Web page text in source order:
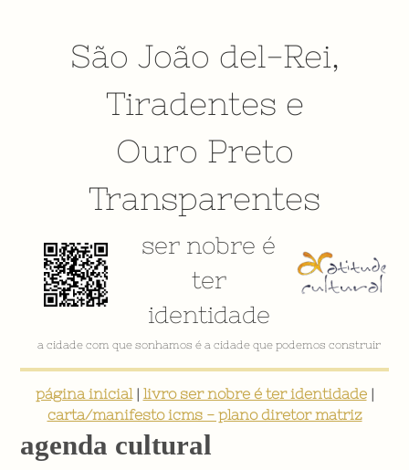
São João del-Rei,
Tiradentes e
Ouro Preto
Transparentes
ser nobre é
ter
identidade
a cidade com que sonhamos é a cidade que podemos construir
página inicial| livro ser nobre é ter identidade|
carta/manifesto icms - plano diretor matriz
agenda cultural